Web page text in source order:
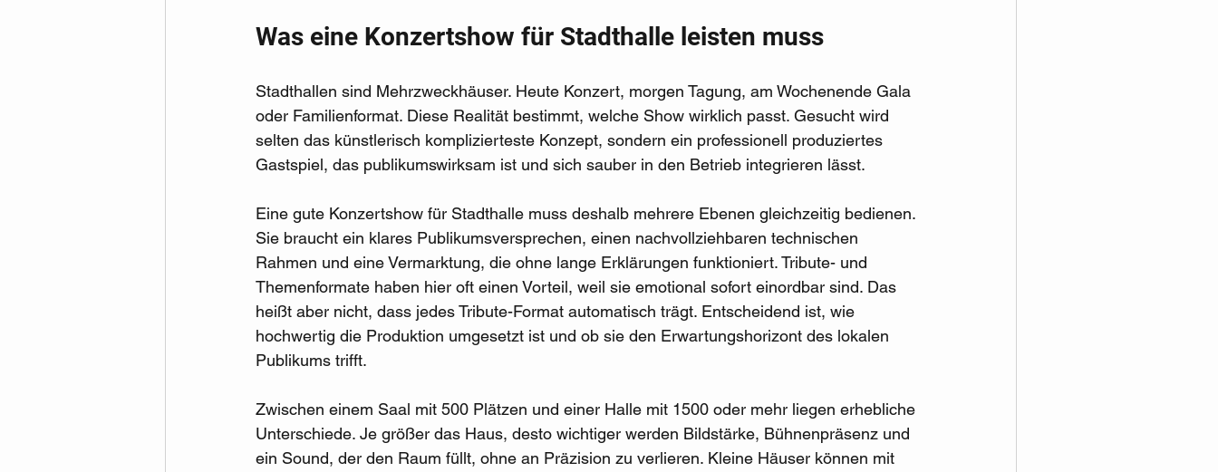
Was eine Konzertshow für Stadthalle leisten muss
Stadthallen sind Mehrzweckhäuser. Heute Konzert, morgen Tagung, am Wochenende Gala
oder Familienformat. Diese Realität bestimmt, welche Show wirklich passt. Gesucht wird
selten das künstlerisch komplizierteste Konzept, sondern ein professionell produziertes
Gastspiel, das publikumswirksam ist und sich sauber in den Betrieb integrieren lässt.
Eine gute Konzertshow für Stadthalle muss deshalb mehrere Ebenen gleichzeitig bedienen.
Sie braucht ein klares Publikumsversprechen, einen nachvollziehbaren technischen
Rahmen und eine Vermarktung, die ohne lange Erklärungen funktioniert. Tribute- und
Themenformate haben hier oft einen Vorteil, weil sie emotional sofort einordbar sind. Das
heißt aber nicht, dass jedes Tribute-Format automatisch trägt. Entscheidend ist, wie
hochwertig die Produktion umgesetzt ist und ob sie den Erwartungshorizont des lokalen
Publikums trifft.
Zwischen einem Saal mit 500 Plätzen und einer Halle mit 1500 oder mehr liegen erhebliche
Unterschiede. Je größer das Haus, desto wichtiger werden Bildstärke, Bühnenpräsenz und
ein Sound, der den Raum füllt, ohne an Präzision zu verlieren. Kleine Häuser können mit